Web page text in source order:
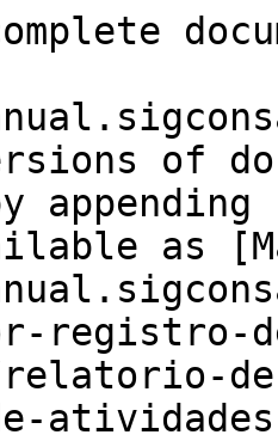
of
as
registro-